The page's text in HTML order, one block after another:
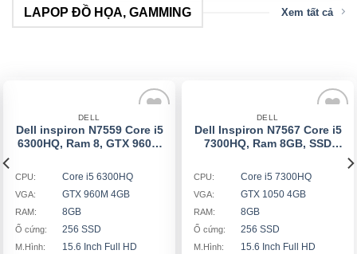
LAPOP ĐỒ HỌA, GAMMING Xem tất cả
Add
to
DELL
Dell inspiron N7559 Core i5
6300HQ, Ram 8, GTX 960M
CPU: Core i5 6300HQ
VGA: GTX 960M 4GB
RAM: 8GB
Ổ cứng: 256 SSD
M.Hình: 15.6 Inch Full HD
Add
to
DELL
Dell Inspiron N7567 Core i5
7300HQ, Ram 8GB, SSD
1050 4GB
CPU: Core i5 7300HQ
VGA: GTX 1050 4GB
RAM: 8GB
Ổ cứng: 256 SSD
M.Hình: 15.6 Inch Full HD